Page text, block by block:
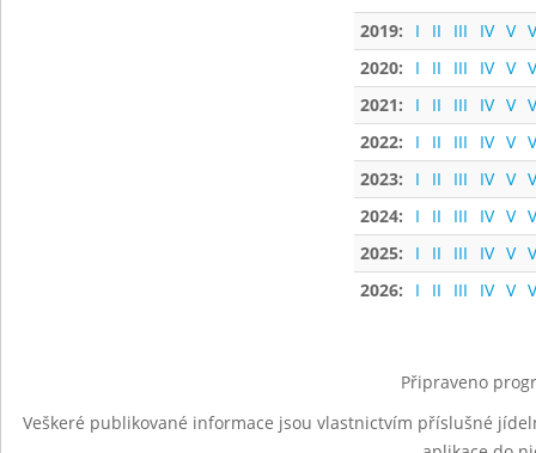
2019:
I II III IV V
2020:
I II III IV V
2021:
I II III IV V
2022:
I II III IV V
2023:
I II III IV V
2024:
I II III IV V
2025:
I II III IV V
2026:
I II III IV V
Připraveno
Veškeré publikované informace jsou vlastnictvím příslušné